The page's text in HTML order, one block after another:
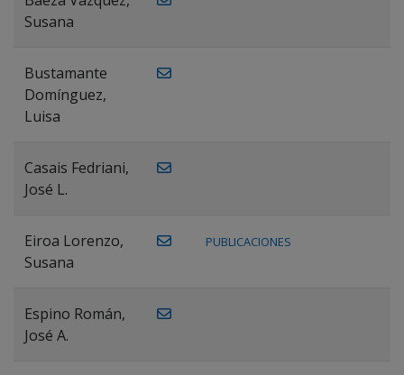
Susana
Bustamante
Domínguez,
Luisa
Casais Fedriani,
José L.
Eiroa Lorenzo,
Susana
PUBLICACIONES
Espino Román,
José A.